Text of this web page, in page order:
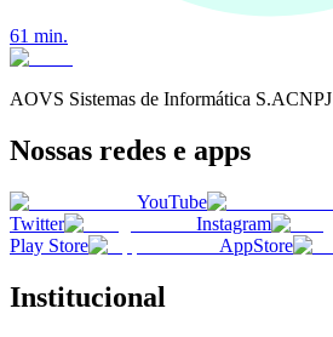
61 min.
AOVS Sistemas de Informática S.ACNPJ
Nossas redes e apps
YouTube
Twitter
Instagram
Play Store
AppStore
Institucional